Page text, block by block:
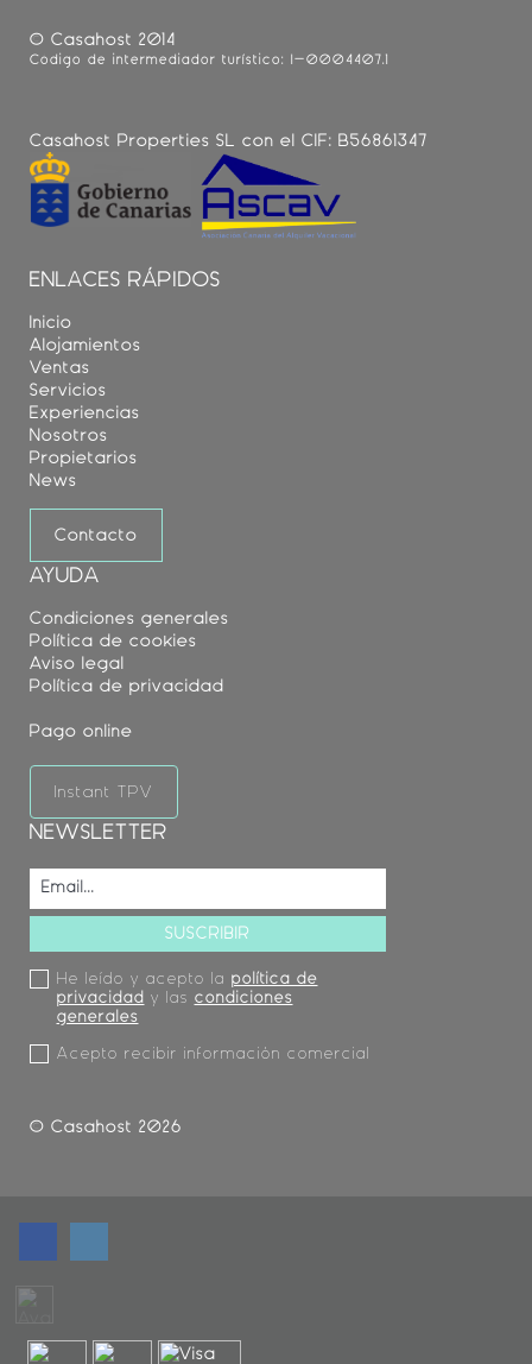
© Casahost 2014
Código de intermediador turístico: I-0004407.1
Casahost Properties SL con el CIF: B56861347
ENLACES RÁPIDOS
Inicio
Alojamientos
Ventas
Servicios
Experiencias
Nosotros
Propietarios
News
Contacto
AYUDA
Condiciones generales
Política de cookies
Aviso legal
Política de privacidad
Pago online
Instant TPV
NEWSLETTER
He leído y acepto la política de
privacidad y las condiciones
generales
Acepto recibir información comercial
© Casahost 2026